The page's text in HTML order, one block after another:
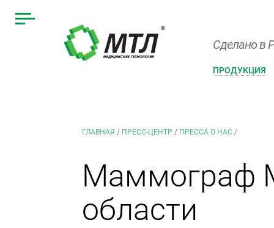
Сделано в
ПРОДУКЦИЯ
ГЛАВНАЯ / ПРЕСС-ЦЕНТР / ПРЕССА О НАС /
Маммограф
области